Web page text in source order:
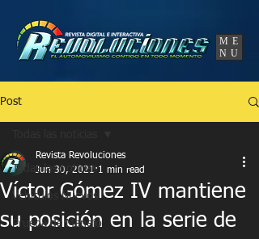
ME
NU
Post
Todas las noticias
Vehículos Nuevos
Prueba de Manejo
Víctor Gómez IV mantiene
su posición en la serie de
Revista Revoluciones
Jun 30, 2021 1 min read